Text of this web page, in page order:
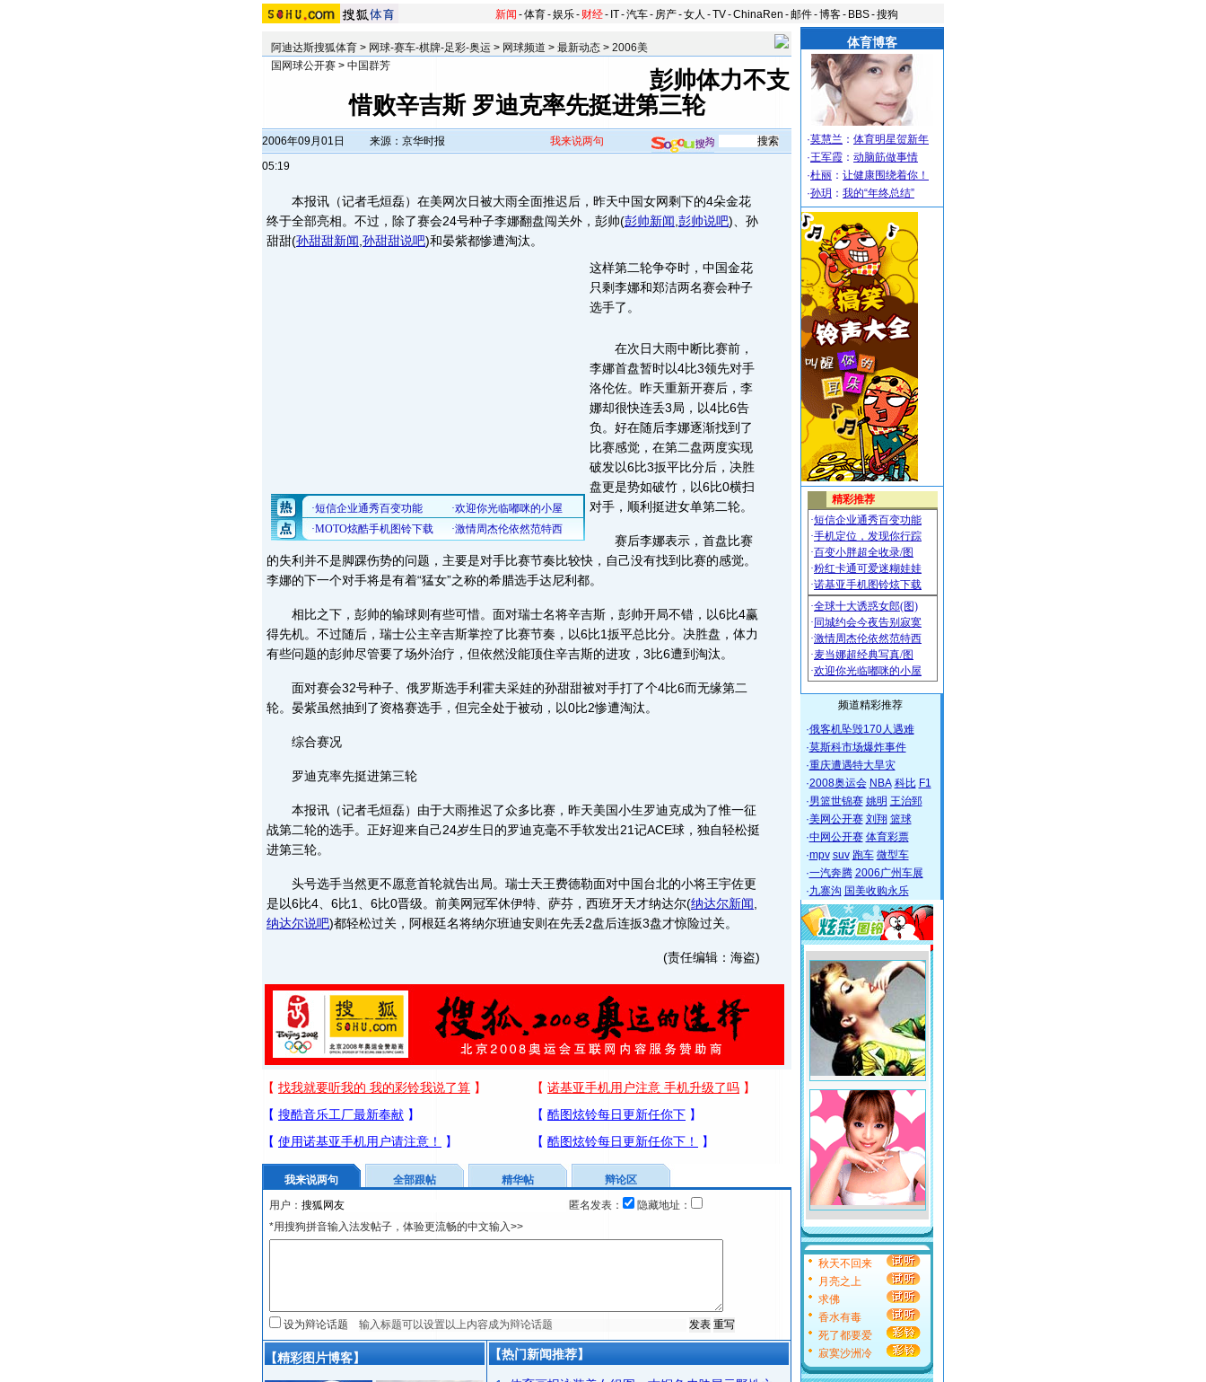
新闻 -体育-娱乐- 财经- IT-汽车- 房产-女人 -TV-ChinaRen -邮件-博客- BBS-搜狗
阿迪达斯搜狐体育 > 网球-赛车-棋牌-足彩-奥运 > 网球频道 > 最新动态 > 2006美
国网球公开赛 > 中国群芳
彭帅体力不支
惜败辛吉斯 罗迪克率先挺进第三轮
2006年09月01日
05:19
来源：京华时报 我来说两句
本报讯（记者毛烜磊）在美网次日被大雨全面推迟后，昨天中国女网剩下的4朵金花
终于全部亮相。不过，除了赛会24号种子李娜翻盘闯关外，彭帅(彭帅新闻 彭帅说吧) 、孙
甜甜(孙甜甜新闻 孙甜甜说吧)和晏紫都惨遭淘汰。
这样第二轮争夺时，中国金花
只剩李娜和郑洁两名赛会种子
选手了。
在次日大雨中断比赛前，
李娜首盘暂时以4比3领先对手
洛伦佐。昨天重新开赛后，李
娜却很快连丢3局，以4比6告
负。好在随后李娜逐渐找到了
比赛感觉，在第二盘两度实现
破发以6比3扳平比分后，决胜
盘更是势如破竹，以6比0横扫
对手，顺利挺进女单第二轮。
赛后李娜表示，首盘比赛
的失利并不是脚踝伤势的问题，主要是对手比赛节奏比较快，自己没有找到比赛的感觉。
李娜的下一个对手将是有着“猛女”之称的希腊选手达尼利都。
相比之下，彭帅的输球则有些可惜。面对瑞士名将辛吉斯，彭帅开局不错，以6比4赢
得先机。不过随后，瑞士公主辛吉斯掌控了比赛节奏，以6比1扳平总比分。决胜盘，体力
有些问题的彭帅尽管要了场外治疗，但依然没能顶住辛吉斯的进攻，3比6遭到淘汰。
面对赛会32号种子、俄罗斯选手利霍夫采娃的孙甜甜被对手打了个4比6而无缘第二
轮。晏紫虽然抽到了资格赛选手，但完全处于被动，以0比2惨遭淘汰。
综合赛况
罗迪克率先挺进第三轮
本报讯（记者毛烜磊）由于大雨推迟了众多比赛，昨天美国小生罗迪克成为了惟一征
战第二轮的选手。正好迎来自己24岁生日的罗迪克毫不手软发出21记ACE球，独自轻松挺
进第三轮。
头号选手当然更不愿意首轮就告出局。瑞士天王费德勒面对中国台北的小将王宇佐更
是以6比4、6比1、6比0晋级。前美网冠军休伊特、萨芬，西班牙天才纳达尔(纳达尔新闻
纳达尔说吧)都轻松过关，阿根廷名将纳尔班迪安则在先丢2盘后连扳3盘才惊险过关。
(责任编辑：海盗)
我来说两句 全部跟帖 精华帖
辩论区
用户：
匿名发表：
隐藏地址：
*用搜狗拼音输入法发帖子，体验更流畅的中文输入>>
设为辩论话题
【精彩图片博客】 【热门新闻推荐】
体育博客
·莫慧兰 ： 体育明星贺新年
·王军霞 ： 动脑筋做事情
·杜丽 ： 让健康围绕着你！
·孙玥 ： 我的“年终总结”
频道精彩推荐
·俄客机坠毁170人遇难
·莫斯科市场爆炸事件
·重庆遭遇特大旱灾
·2008奥运会 NBA 科比 F1
·男篮世锦赛 姚明 王治郅
·美网公开赛 刘翔 篮球
·中网公开赛 体育彩票
·mpv suv 跑车 微型车
·一汽奔腾 2006广州车展
·九寨沟 国美收购永乐
秋天不回来
月亮之上
求佛
香水有毒
死了都要爱
寂寞沙洲冷